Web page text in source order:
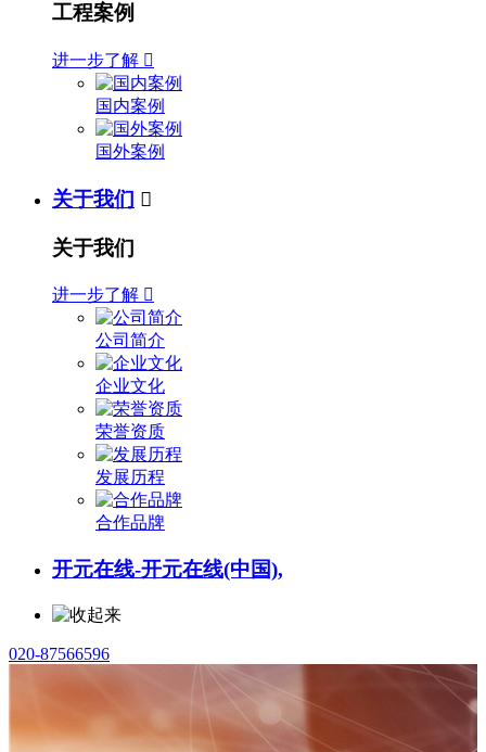
工程案例
进一步了解 
国内案例
国外案例
关于我们 
关于我们
进一步了解 
公司简介
企业文化
荣誉资质
发展历程
合作品牌
开元在线-开元在线(中国),
020-87566596